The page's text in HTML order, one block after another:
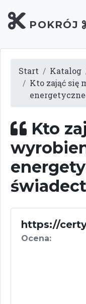
POKRÓJ
Start Katalog
Kto zająć się
Kto
https://
Ocena: